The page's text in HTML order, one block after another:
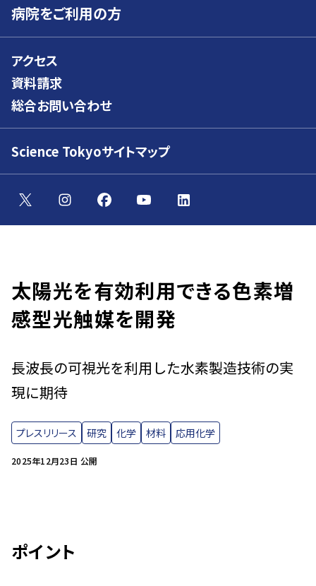
病院をご利用の方
アクセス
資料請求
総合お問い合わせ
Science Tokyoサイトマップ
太陽光を有効利用できる色素増
感型光触媒を開発
2025年12月23日 公開
長波長の可視光を利用した水素製造技術の実
現に期待
プレスリリース 研究 化学 材料 応用化学
ポイント